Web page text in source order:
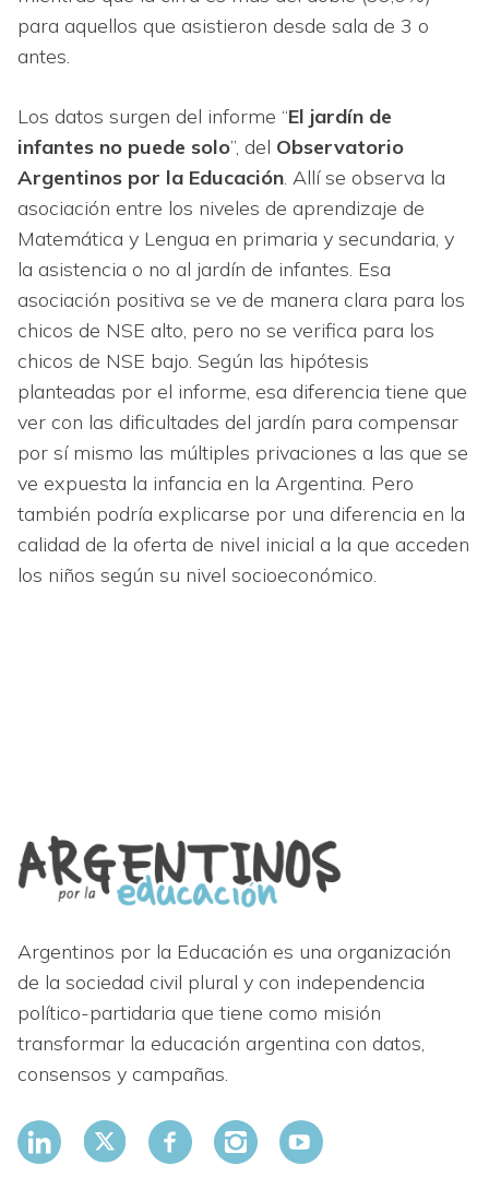
para aquellos que asistieron desde sala de 3 o
antes.
Los datos surgen del informe “El jardín de
infantes no puede solo”, del Observatorio
Argentinos por la Educación. Allí se observa la
asociación entre los niveles de aprendizaje de
Matemática y Lengua en primaria y secundaria, y
la asistencia o no al jardín de infantes. Esa
asociación positiva se ve de manera clara para los
chicos de NSE alto, pero no se verifica para los
chicos de NSE bajo. Según las hipótesis
planteadas por el informe, esa diferencia tiene que
ver con las dificultades del jardín para compensar
por sí mismo las múltiples privaciones a las que se
ve expuesta la infancia en la Argentina. Pero
también podría explicarse por una diferencia en la
calidad de la oferta de nivel inicial a la que acceden
los niños según su nivel socioeconómico.
Argentinos por la Educación es una organización
de la sociedad civil plural y con independencia
político-partidaria que tiene como misión
transformar la educación argentina con datos,
consensos y campañas.